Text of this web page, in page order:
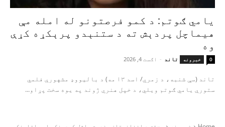
یامي ګوتم: د کمو فرصتونو له امله مې
هیماچل پردېش ته د ستنېدو پرېکړه کړې
وه
خبرونه تاند - اګست 4, 2026 0
تاند (سې شنبه، د زمري/ اسد ۱۳ مه) د بالیووډ مشهورې فلمي
ستورې یامي ګوتم ویلي، د خپل هنري ژوند په یوه سخت پړاو...